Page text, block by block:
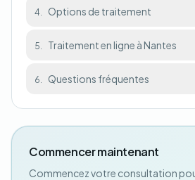
4. Options de traitement
5. Traitement en ligne à Nantes
6. Questions fréquentes
Commencer maintenant
Commencez votre consultation